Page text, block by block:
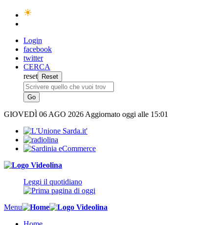
Login
facebook
twitter
CERCA
reset
GIOVEDÌ 06 AGO 2026 Aggiornato oggi alle 15:01
Leggi il quotidiano
Menu